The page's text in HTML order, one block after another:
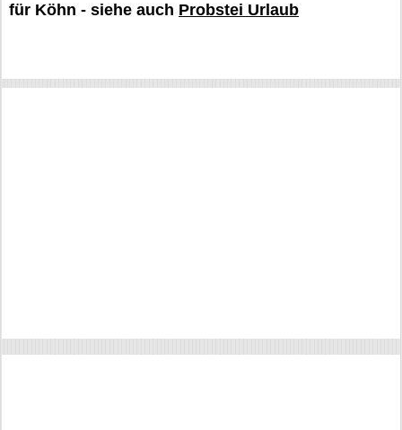
für Köhn - siehe auch Probstei Urlaub